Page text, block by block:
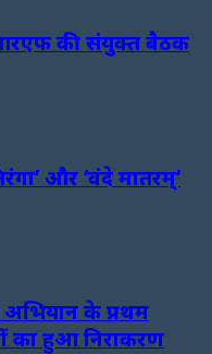
की संयुक्त बैठक
और ‘वंदे मातरम्’
अभियान के प्रथम
का हुआ निराकरण